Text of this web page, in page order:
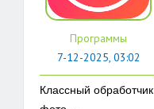
Программы
7-12-2025, 03:02
Классный обработчик